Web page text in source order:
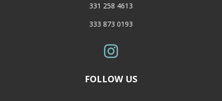
331 258 4613
333 873 0193

FOLLOW US